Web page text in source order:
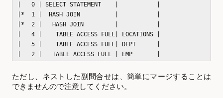
| 0 | SELECT STATEMENT | |
|* 1 | HASH JOIN | |
|* 2 | HASH JOIN | |
| 4 | TABLE ACCESS FULL| LOCATIONS |
| 5 | TABLE ACCESS FULL| DEPT |
| 2 | TABLE ACCESS FULL | EMP |
ただし、ネストした副問合せは、簡単にマージすることは
できませんので注意してください。